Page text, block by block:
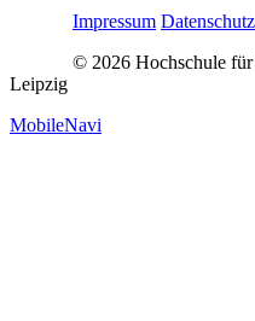
Impressum
© 2026 Hochschule
Leipzig
MobileNavi